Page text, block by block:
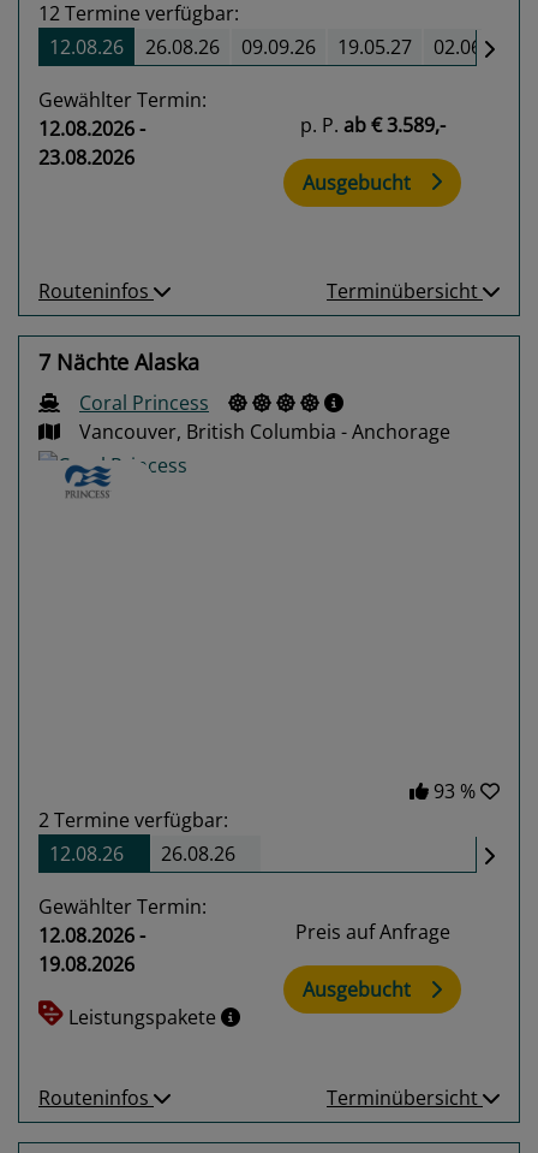
12Termine verfügbar:
12.08.26
26.08.26 09.09.26 19.05.27 02.06.27
Gewählter Termin:
12.08.2026 -
23.08.2026
p. P. ab€ 3.589,-
Ausgebucht
Routeninfos Terminübersicht
7 Nächte Alaska
Coral Princess
Vancouver, British Columbia - Anchorage
93 %
2Termine verfügbar:
12.08.26
26.08.26
Gewählter Termin:
12.08.2026 -
19.08.2026
Leistungspakete
Preis auf Anfrage
Ausgebucht
Routeninfos Terminübersicht